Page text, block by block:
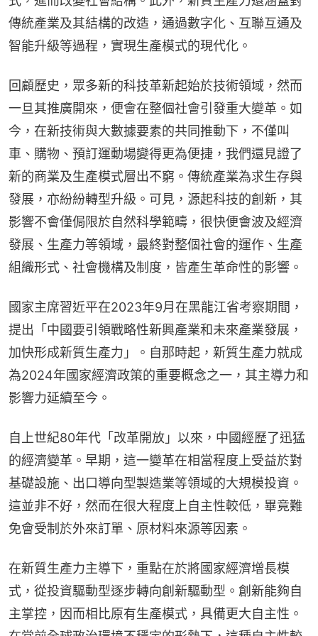
傳統產業及其結構的改造，通過數字化、互聯互通及
智能升級等過程，實現生產模式的現代化。
回顧歷史，眾多新的科技革新起始於技術領域，然而
一旦其推廣開來，便會在整個社會引發重大變革。如
今，在新技術與大數據要素的共同推動下，不僅叫
車、購物、預訂運動場變得更為便捷，我們還見證了
新的商業及生產模式層出不窮。傳統產業為求生存與
發展，亦紛紛轉型升級。可見，源起科技的創新，其
影響不會僅侷限於自然科學範疇，很快便會波及經濟
發展、生產力等領域，最終對整個社會的運作、生產
組織形式、社會機構及制度，皆產生革命性的影響。
國家主席習近平在2023年9月在黑龍江省考察期間，
提出「中國要引領戰略性新興產業和未來產業發展，
加快形成新質生產力」。自那時起，新質生產力就成
為2024年國家經濟政策的重要概念之一，其主導力和
影響力延續至今。
自上世紀80年代「改革開放」以來，中國經歷了迅猛
的經濟變革。早期，這一變革在相當程度上受益於對
基礎設施、出口導向型製造業等領域的大規模投資。
這並非不好，然而在很大程度上自主性較低，畢竟難
免會受制於外來訂單、原材料來源等因素。
在新質生產力主導下，重點在於將國家經濟增長模
式，從投資驅動型逐步轉向創新驅動型。創新能夠自
主掌控，因而相比原有生產模式，具備更大自主性。